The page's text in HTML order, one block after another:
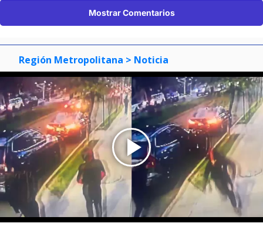
Mostrar Comentarios
Región Metropolitana > Noticia